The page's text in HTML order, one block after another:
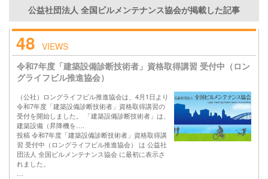
公益社団法人 全国ビルメンテナンス協会が掲載した記事
48 VIEWS
令和7年度「建築設備診断技術者」資格取得講習 受付中（ロン
グライフビル推進協会）
（公社）ロングライフビル推進協会は、4月1日より
令和7年度「建築設備診断技術者」資格取得講習の
受付を開始しました。 「建築設備診断技術者」は、
建築設備（昇降機を….
投稿 令和7年度「建築設備診断技術者」資格取得講
習 受付中（ロングライフビル推進協会） は 公益社
団法人 全国ビルメンテナンス協会 に最初に表示さ
れました。